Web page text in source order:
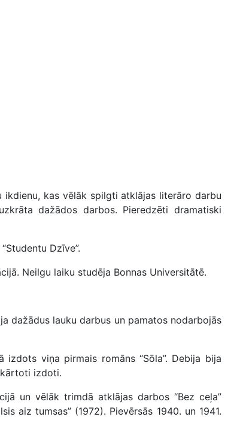
ikdienu, kas vēlāk spilgti atklājas literāro darbu
dažādos darbos. Pieredzēti dramatiski
Dzīve”.
Neilgu laiku studēja Bonnas Universitātē.
dažādus lauku darbus un pamatos nodarbojās
viņa pirmais romāns “Sōla”. Debija bija
izdoti.
un vēlāk trimdā atklājas darbos “Bez ceļa”
aiz tumsas” (1972). Pievērsās 1940. un 1941.